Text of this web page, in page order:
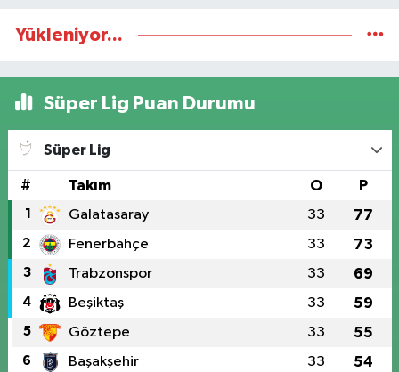
Yükleniyor...
Süper Lig Puan Durumu
Süper Lig
# Takım O P
1 Galatasaray 33 77
2 Fenerbahçe 33 73
3 Trabzonspor 33 69
4 Beşiktaş 33 59
5 Göztepe 33 55
6 Başakşehir 33 54